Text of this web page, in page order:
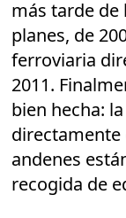
más tarde de
planes, de
ferroviaria
2011.
bien hecha:
directamente
andenes
recogida de